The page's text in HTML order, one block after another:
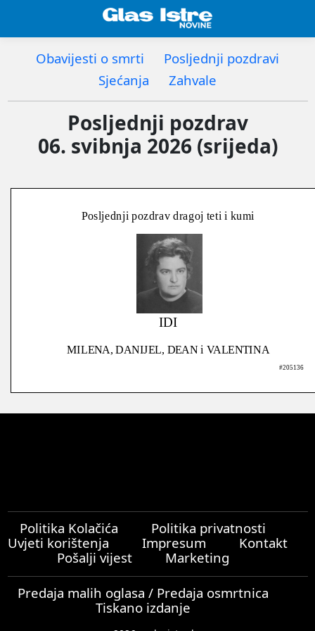
Obavijesti o smrti
Posljednji pozdravi
Sjećanja
Zahvale
Posljednji pozdrav
06. svibnja 2026 (srijeda)
Posljednji pozdrav dragoj teti i kumi
IDI
MILENA, DANIJEL, DEAN i VALENTINA
#205136
Politika Kolačića
Politika privatnosti
Uvjeti korištenja
Impresum
Kontakt
Pošalji vijest
Marketing
Predaja malih oglasa / Predaja osmrtnica
Tiskano izdanje